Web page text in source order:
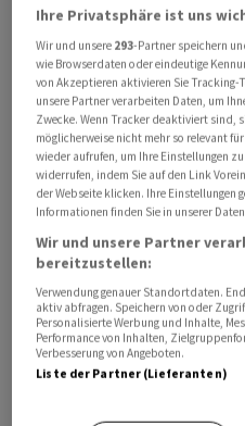
sollen die beiden Männer
Angriffen der Gruppen auf
und Einrichtungen in
sein. In 25 Fällen sei das
worden. Der
rund 1,8 Millionen Euro.
Wirtschaftlicher Schaden in
Euro
Diese Attacken führten in
Mitteilung zu
rund 35 Millionen Euro.
Baden-Württemberg sei ein
Ihre Privatsphäre ist uns
Wir und unsere 293-Partner speichern
wie Browserdaten oder eindeutige
von Akzeptieren aktivieren Sie Tracking-
unsere Partner verarbeiten Daten, um
Zwecke. Wenn Tracker deaktiviert sind,
möglicherweise nicht mehr so relevant
wieder aufrufen, um Ihre Einstellungen
widerrufen, indem Sie auf den Link
der Webseite klicken. Ihre Einstellungen
Informationen finden Sie in unserer
Wir und unsere Partner
bereitzustellen:
Verwendung genauer Standortdaten.
aktiv abfragen. Speichern von oder
Personalisierte Werbung und Inhalte,
Performance von Inhalten,
Verbesserung von Angeboten.
Liste der Partner (Lieferanten)